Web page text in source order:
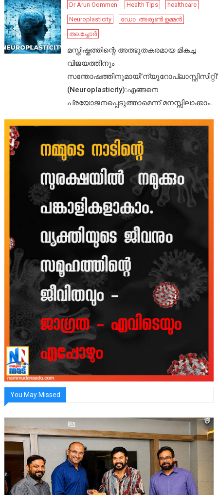
Dr Arun Oommen Health Tips
healthcare
Neuroplasticity
ഡോ .അരുൺ ഉമ്മൻ
തലച്ചോർ
മസ്തിഷ്കത്തിന്റെ അത്ഭുതകരമായ മികച്ച
വിജയത്തിനും
സന്തോഷത്തിനുമായി’ന്യൂറോപ്ലാസ്റ്റിസിറ്റി’
(Neuroplasticity):എങ്ങനെ
പ്രയോജനപ്പെടുത്താമെന്ന് മനസ്സിലാക്കാം.
You May Missed